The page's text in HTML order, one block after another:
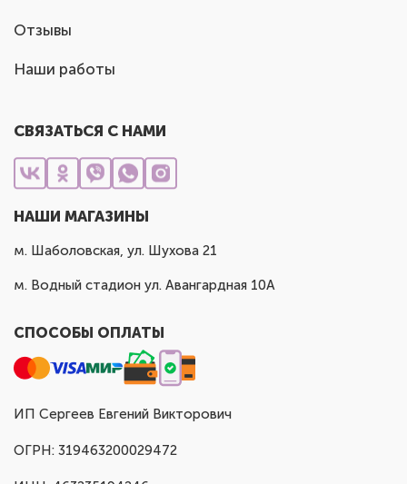
Отзывы
Наши работы
СВЯЗАТЬСЯ С НАМИ
НАШИ МАГАЗИНЫ
м. Шаболовская, ул. Шухова 21
м. Водный стадион ул. Авангардная 10А
СПОСОБЫ ОПЛАТЫ
ИП Сергеев Евгений Викторович
ОГРН: 319463200029472